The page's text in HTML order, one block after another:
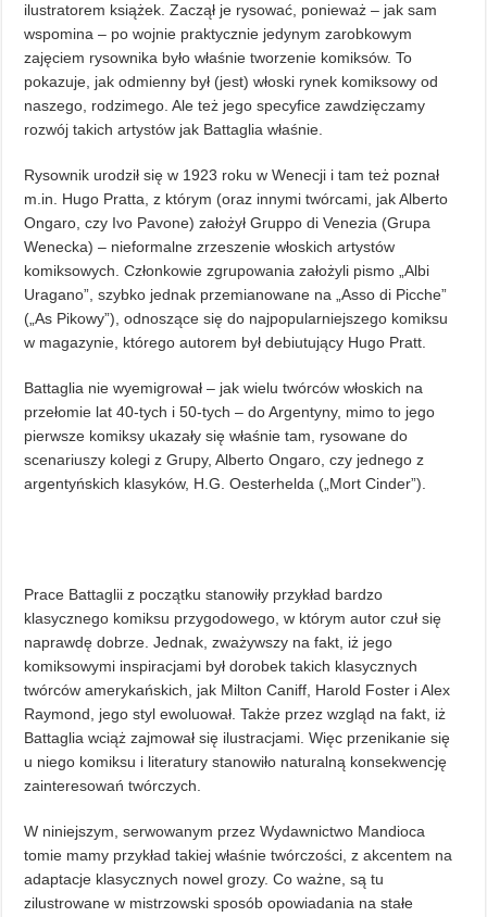
ilustratorem książek. Zaczął je rysować, ponieważ – jak sam
wspomina – po wojnie praktycznie jedynym zarobkowym
zajęciem rysownika było właśnie tworzenie komiksów. To
pokazuje, jak odmienny był (jest) włoski rynek komiksowy od
naszego, rodzimego. Ale też jego specyfice zawdzięczamy
rozwój takich artystów jak Battaglia właśnie.
Rysownik urodził się w 1923 roku w Wenecji i tam też poznał
m.in. Hugo Pratta, z którym (oraz innymi twórcami, jak Alberto
Ongaro, czy Ivo Pavone) założył Gruppo di Venezia (Grupa
Wenecka) – nieformalne zrzeszenie włoskich artystów
komiksowych. Członkowie zgrupowania założyli pismo „Albi
Uragano”, szybko jednak przemianowane na „Asso di Picche”
(„As Pikowy”), odnoszące się do najpopularniejszego komiksu
w magazynie, którego autorem był debiutujący Hugo Pratt.
Battaglia nie wyemigrował – jak wielu twórców włoskich na
przełomie lat 40-tych i 50-tych – do Argentyny, mimo to jego
pierwsze komiksy ukazały się właśnie tam, rysowane do
scenariuszy kolegi z Grupy, Alberto Ongaro, czy jednego z
argentyńskich klasyków, H.G. Oesterhelda („Mort Cinder”).
Prace Battaglii z początku stanowiły przykład bardzo
klasycznego komiksu przygodowego, w którym autor czuł się
naprawdę dobrze. Jednak, zważywszy na fakt, iż jego
komiksowymi inspiracjami był dorobek takich klasycznych
twórców amerykańskich, jak Milton Caniff, Harold Foster i Alex
Raymond, jego styl ewoluował. Także przez wzgląd na fakt, iż
Battaglia wciąż zajmował się ilustracjami. Więc przenikanie się
u niego komiksu i literatury stanowiło naturalną konsekwencję
zainteresowań twórczych.
W niniejszym, serwowanym przez Wydawnictwo Mandioca
tomie mamy przykład takiej właśnie twórczości, z akcentem na
adaptacje klasycznych nowel grozy. Co ważne, są tu
zilustrowane w mistrzowski sposób opowiadania na stałe